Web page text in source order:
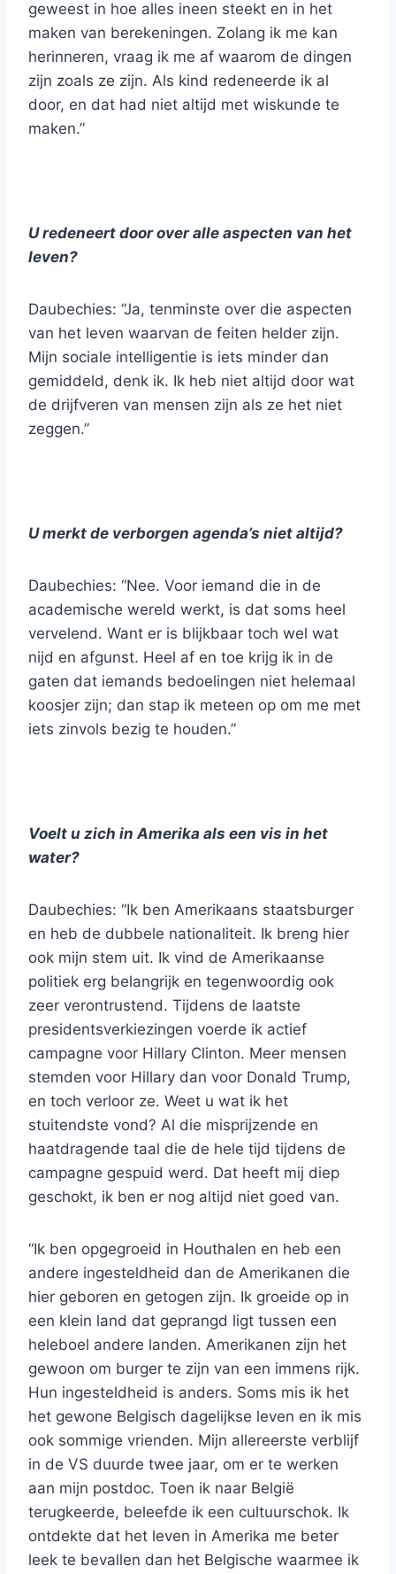
geweest in hoe alles ineen steekt en in het
maken van berekeningen. Zolang ik me kan
herinneren, vraag ik me af waarom de dingen
zijn zoals ze zijn. Als kind redeneerde ik al
door, en dat had niet altijd met wiskunde te
maken.”
U redeneert door over alle aspecten van het
leven?
Daubechies: “Ja, tenminste over die aspecten
van het leven waarvan de feiten helder zijn.
Mijn sociale intelligentie is iets minder dan
gemiddeld, denk ik. Ik heb niet altijd door wat
de drijfveren van mensen zijn als ze het niet
zeggen.”
U merkt de verborgen agenda’s niet altijd?
Daubechies: “Nee. Voor iemand die in de
academische wereld werkt, is dat soms heel
vervelend. Want er is blijkbaar toch wel wat
nijd en afgunst. Heel af en toe krijg ik in de
gaten dat iemands bedoelingen niet helemaal
koosjer zijn; dan stap ik meteen op om me met
iets zinvols bezig te houden.”
Voelt u zich in Amerika als een vis in het
water?
Daubechies: “Ik ben Amerikaans staatsburger
en heb de dubbele nationaliteit. Ik breng hier
ook mijn stem uit. Ik vind de Amerikaanse
politiek erg belangrijk en tegenwoordig ook
zeer verontrustend. Tijdens de laatste
presidentsverkiezingen voerde ik actief
campagne voor Hillary Clinton. Meer mensen
stemden voor Hillary dan voor Donald Trump,
en toch verloor ze. Weet u wat ik het
stuitendste vond? Al die misprijzende en
haatdragende taal die de hele tijd tijdens de
campagne gespuid werd. Dat heeft mij diep
geschokt, ik ben er nog altijd niet goed van.
“Ik ben opgegroeid in Houthalen en heb een
andere ingesteldheid dan de Amerikanen die
hier geboren en getogen zijn. Ik groeide op in
een klein land dat geprangd ligt tussen een
heleboel andere landen. Amerikanen zijn het
gewoon om burger te zijn van een immens rijk.
Hun ingesteldheid is anders. Soms mis ik het
het gewone Belgisch dagelijkse leven en ik mis
ook sommige vrienden. Mijn allereerste verblijf
in de VS duurde twee jaar, om er te werken
aan mijn postdoc. Toen ik naar België
terugkeerde, beleefde ik een cultuurschok. Ik
ontdekte dat het leven in Amerika me beter
leek te bevallen dan het Belgische waarmee ik